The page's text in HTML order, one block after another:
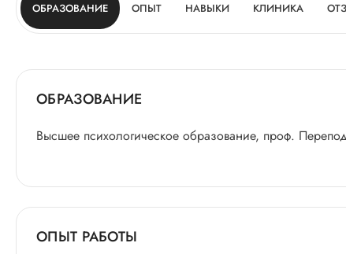
ОБРАЗОВАНИЕ ОПЫТ НАВЫКИ КЛИНИКА
ОБРАЗОВАНИЕ
Высшее психологическое образование, проф.
ОПЫТ РАБОТЫ